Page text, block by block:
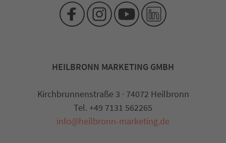
HEILBRONN MARKETING GMBH
Kirchbrunnenstraße 3 · 74072 Heilbronn
Tel. +49 7131 562265
info@heilbronn-marketing.de